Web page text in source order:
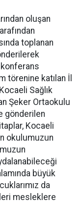
oluşan
toplanan
konferans
törenine katılan İl
Sağlık
Şeker Ortaokulu
gönderilen
Kocaeli
okulumuzun
büyük
da
mesleklere